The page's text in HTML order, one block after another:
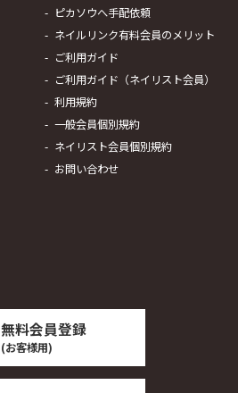
ピカソウへ手配依頼
ネイルリンク有料会員のメリット
ご利用ガイド
ご利用ガイド（ネイリスト会員）
利用規約
一般会員個別規約
ネイリスト会員個別規約
お問い合わせ
無料会員登録
(お客様用)